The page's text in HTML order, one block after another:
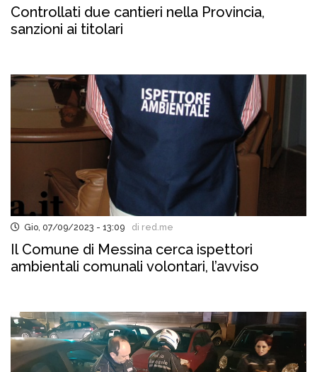
Controllati due cantieri nella Provincia,
sanzioni ai titolari
Gio, 07/09/2023 - 13:09 di red.me
Il Comune di Messina cerca ispettori
ambientali comunali volontari, l’avviso